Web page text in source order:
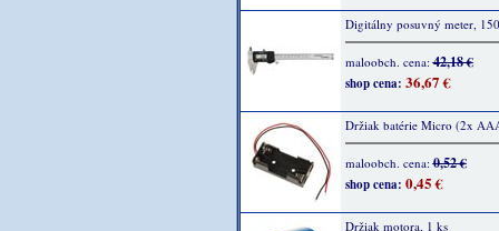
Digitálny posuvný meter,
maloobch. cena:42,18 €
shop cena: 36,67 €
Držiak batérie Micro (2x
maloobch. cena:0,52 €
shop cena: 0,45 €
Držiak motora, 1 ks